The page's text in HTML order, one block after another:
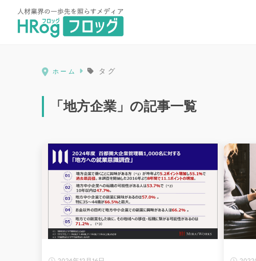
HRog | 人材業界の一歩先を照らすメデ
ホーム タグ
「地方企業」の記事一覧